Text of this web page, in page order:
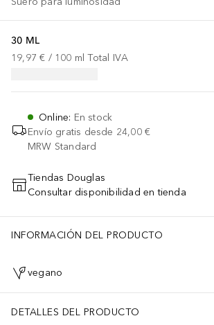
30 ML
19,97 € / 100 ml Total IVA
Online: En stock
Envío gratis desde 24,00 €
MRW Standard
AÑADIR AL CARRITO
Tiendas Douglas
Consultar disponibilidad en tienda
INFORMACIÓN DEL PRODUCTO
vegano
DETALLES DEL PRODUCTO